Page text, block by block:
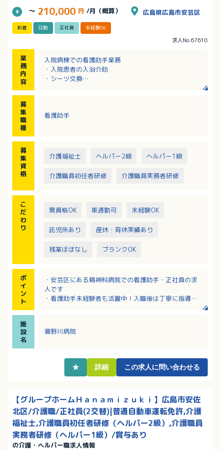
～ 210,000 円 /月（概算） 広島県広島市安芸区
新着 日勤 正社員 未経験OK
求人No.67610
業
務
内
容
入院病棟での看護助手業務
・入院患者の入浴介助
・シーツ交換
募
集
職
種
看護助手
募
集
資
格
介護福祉士 ヘルパー2級 ヘルパー1級
介護職員初任者研修 介護職員実務者研修
こ
だ
わ
り
無資格OK 車通勤可 未経験OK
託児所あり 産休・育休実績あり
残業ほぼなし ブランクOK
ポ
イ
ン
ト
・安芸区にある精神科病院での看護助手・正社員の求
人です
・看護助手未経験者も活躍中！入職後は丁寧に指導い
・財形貯蓄制度や各種研修制度など福利厚生充実！
施
設
名
瀬野川病院
★ 詳細 この求人に問い合わせる
【グループホームＨａｎａｍｉｚｕｋｉ】広島市安佐
北区/介護職/正社員(2交替)|普通自動車運転免許,介護
福祉士,介護職員初任者研修（ヘルパー2級）,介護職員
実務者研修（ヘルパー1級）/賞与あり
の介護・ヘルパー職求人情報